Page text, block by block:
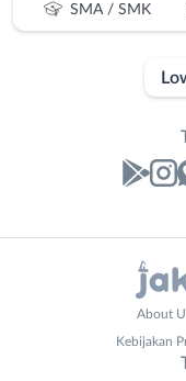
SMA / SMK
About
Kebijakan